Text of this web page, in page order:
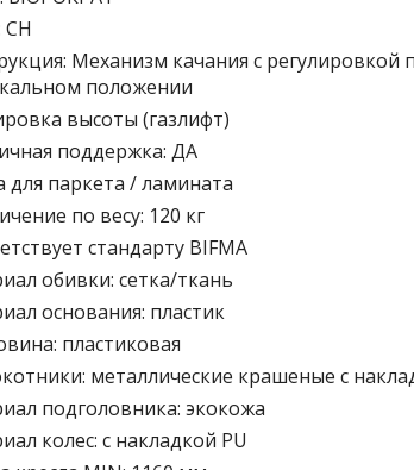
Механизм качания с регулировкой
положении
высоты (газлифт)
поддержка: ДА
для паркета / ламината
по весу: 120 кг
стандарту BIFMA
обивки: сетка/ткань
основания: пластик
пластиковая
металлические крашеные с
подголовника: экокожа
колес: с накладкой PU